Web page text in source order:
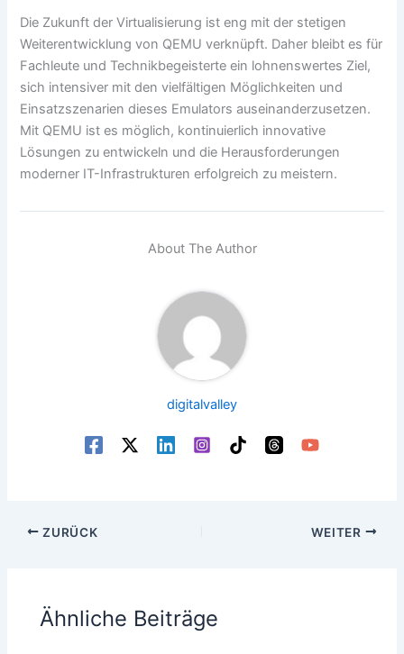
Die Zukunft der Virtualisierung ist eng mit der stetigen
Weiterentwicklung von QEMU verknüpft. Daher bleibt es für
Fachleute und Technikbegeisterte ein lohnenswertes Ziel,
sich intensiver mit den vielfältigen Möglichkeiten und
Einsatzszenarien dieses Emulators auseinanderzusetzen.
Mit QEMU ist es möglich, kontinuierlich innovative
Lösungen zu entwickeln und die Herausforderungen
moderner IT-Infrastrukturen erfolgreich zu meistern.
About The Author
digitalvalley
ZURÜCK WEITER
Ähnliche Beiträge